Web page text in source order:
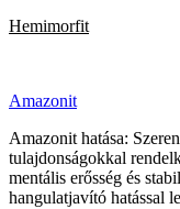
Hemimorfit
Amazonit
Amazonit hatása:
tulajdonságokkal
mentális erősség és
hangulatjavító hatással